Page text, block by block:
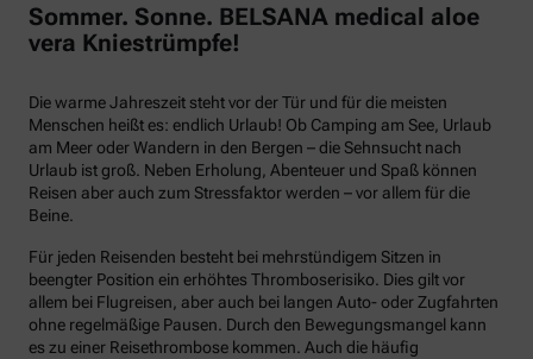
Sommer. Sonne. BELSANA medical aloe
vera Kniestrümpfe!
Die warme Jahreszeit steht vor der Tür und für die meisten
Menschen heißt es: endlich Urlaub! Ob Camping am See, Urlaub
am Meer oder Wandern in den Bergen – die Sehnsucht nach
Urlaub ist groß. Neben Erholung, Abenteuer und Spaß können
Reisen aber auch zum Stressfaktor werden – vor allem für die
Beine.
Für jeden Reisenden besteht bei mehrstündigem Sitzen in
beengter Position ein erhöhtes Thromboserisiko. Dies gilt vor
allem bei Flugreisen, aber auch bei langen Auto- oder Zugfahrten
ohne regelmäßige Pausen. Durch den Bewegungsmangel kann
es zu einer Reisethrombose kommen. Auch die häufig